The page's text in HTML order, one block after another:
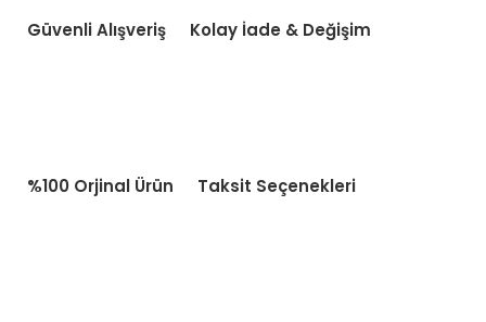
Güvenli Alışveriş Kolay İade & Değişim
%100 Orjinal Ürün Taksit Seçenekleri